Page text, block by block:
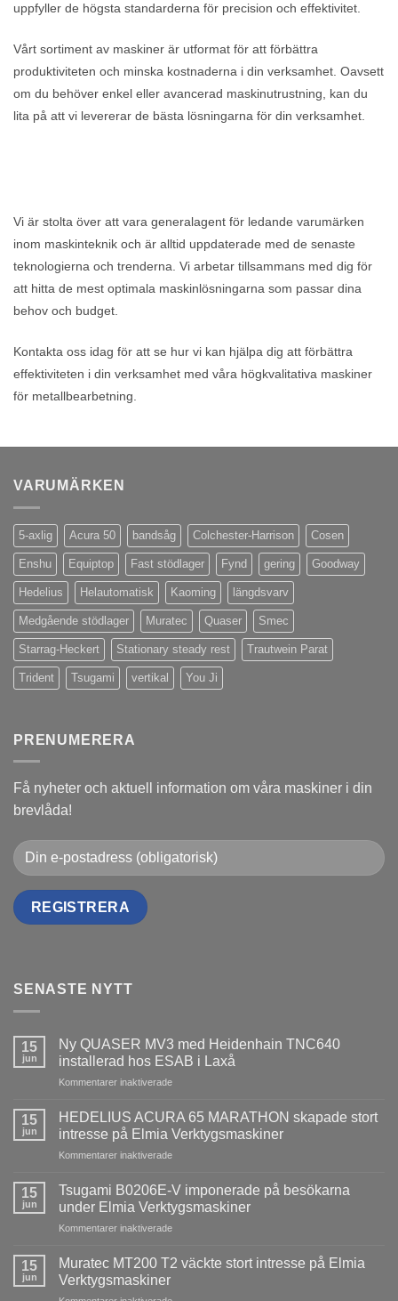
uppfyller de högsta standarderna för precision och effektivitet.
Vårt sortiment av maskiner är utformat för att förbättra
produktiviteten och minska kostnaderna i din verksamhet. Oavsett
om du behöver enkel eller avancerad maskinutrustning, kan du
lita på att vi levererar de bästa lösningarna för din verksamhet.
Vi är stolta över att vara generalagent för ledande varumärken
inom maskinteknik och är alltid uppdaterade med de senaste
teknologierna och trenderna. Vi arbetar tillsammans med dig för
att hitta de mest optimala maskinlösningarna som passar dina
behov och budget.
Kontakta oss idag för att se hur vi kan hjälpa dig att förbättra
effektiviteten i din verksamhet med våra högkvalitativa maskiner
för metallbearbetning.
VARUMÄRKEN
5-axlig Acura 50 bandsåg Colchester-Harrison Cosen
Enshu Equiptop Fast stödlager Fynd gering Goodway
Hedelius Helautomatisk Kaoming längdsvarv
Medgående stödlager Muratec Quaser Smec
Starrag-Heckert Stationary steady rest Trautwein Parat
Trident Tsugami vertikal You Ji
PRENUMERERA
Få nyheter och aktuell information om våra maskiner i din
brevlåda!
SENASTE NYTT
15
jun
Ny QUASER MV3 med Heidenhain TNC640
installerad hos ESAB i Laxå
Kommentarer inaktiveradeför
QUASER
MV3
med
Heidenhain
installerad
hos
ESAB
i
15
jun
HEDELIUS ACURA 65 MARATHON skapade stort
intresse på Elmia Verktygsmaskiner
Kommentarer inaktiveradeför
ACURA
MARATHON
skapade
intresse
15
jun
Tsugami B0206E-V imponerade på besökarna
under Elmia Verktygsmaskiner
Kommentarer inaktiveradeför
B0206E-
15
jun
Muratec MT200 T2 väckte stort intresse på Elmia
Verktygsmaskiner